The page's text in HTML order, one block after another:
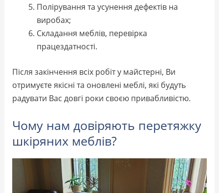
Полірування та усунення дефектів на
виробах;
Складання меблів, перевірка
працездатності.
Після закінчення всіх робіт у майстерні, Ви
отримуєте якісні та оновлені меблі, які будуть
радувати Вас довгі роки своєю привабливістю.
Чому нам довіряють перетяжку
шкіряних меблів?